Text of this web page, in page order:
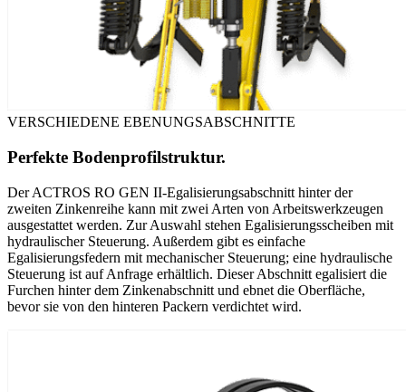
VERSCHIEDENE EBENUNGSABSCHNITTE
Perfekte Bodenprofilstruktur.
Der ACTROS RO GEN II-Egalisierungsabschnitt hinter der
zweiten Zinkenreihe kann mit zwei Arten von Arbeitswerkzeugen
ausgestattet werden. Zur Auswahl stehen Egalisierungsscheiben mit
hydraulischer Steuerung. Außerdem gibt es einfache
Egalisierungsfedern mit mechanischer Steuerung; eine hydraulische
Steuerung ist auf Anfrage erhältlich. Dieser Abschnitt egalisiert die
Furchen hinter dem Zinkenabschnitt und ebnet die Oberfläche,
bevor sie von den hinteren Packern verdichtet wird.